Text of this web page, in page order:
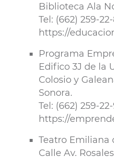
Biblioteca Ala
Tel: (662) 259-
https://
Programa
Edifico 3J de la
Colosio y
Sonora.
Tel: (662) 259-
https://
Teatro Emiliana
Calle Av.